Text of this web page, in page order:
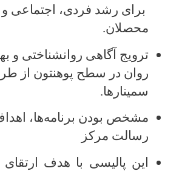
برای رشد فردی، اجتماعی
محصلان.
ترویج آگاهی روانشناختی و
روان در سطح پوهنتون از
سمینارها.
مشخص بودن برنامه‌ها،
رسالت مرکز
این پالیسی با هدف